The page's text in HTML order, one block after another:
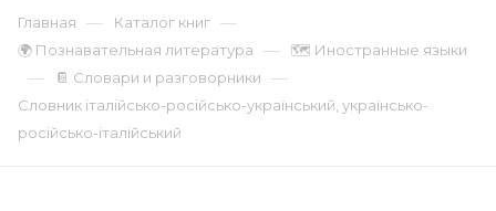
Главная — Каталог книг —
🌍 Познавательная литература — 🗺 Иностранные языки
— 📔 Словари и разговорники —
Словник італійсько-російсько-український, українсько-
російсько-італійський